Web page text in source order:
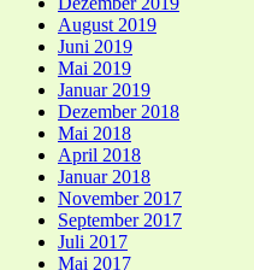
August 2019
Juni 2019
Mai 2019
Januar 2019
Dezember 2018
Mai 2018
April 2018
Januar 2018
November 2017
September 2017
Juli 2017
Mai 2017